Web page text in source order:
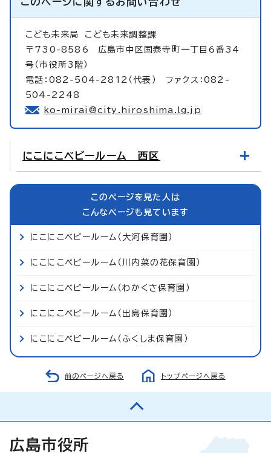
こども未来局 こども未来調整課
〒730-8586 広島市中区国泰寺町一丁目6番34
号（市役所3階）
電話：082-504-2812（代表） ファクス：082-
504-2248
ko-mirai@city.hiroshima.lg.jp
にこにこベビールーム 西区
このページを見た人は
こんなページも見ています
にこにこベビールーム（大河保育園）
にこにこベビールーム（川内菜の花保育園）
にこにこベビールーム（わかくさ保育園）
にこにこベビールーム（出島保育園）
にこにこベビールーム（ふくしま保育園）
前のページへ戻る トップページへ戻る
広島市役所